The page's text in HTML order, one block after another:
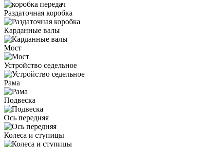
Раздаточная коробка
Карданные валы
Мост
Устройство седельное
Рама
Подвеска
Ось передняя
Колеса и ступицы